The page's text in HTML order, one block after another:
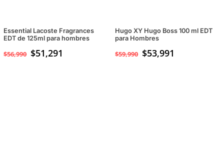
Essential Lacoste Fragrances
EDT de 125ml para hombres
$56,990 $51,291
Hugo XY Hugo Boss 100 ml EDT
para Hombres
$59,990 $53,991